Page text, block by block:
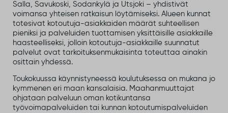
Salla, Savukoski, Sodankylä ja Utsjoki – yhdistivät
voimansa yhteisen ratkaisun löytämiseksi. Alueen kunnat
totesivat kotoutuja-asiakkaiden määrät suhteellisen
pieniksi ja palveluiden tuottamisen yksittäisille asiakkaille
haasteelliseksi, jolloin kotoutuja-asiakkaille suunnatut
palvelut ovat tarkoituksenmukaisinta toteuttaa ainakin
osittain yhdessä.
Toukokuussa käynnistyneessä koulutuksessa on mukana jo
kymmenen eri maan kansalaisia. Maahanmuuttajat
ohjataan palveluun oman kotikuntansa
työvoimapalveluiden tai kunnan kotoutumispalveluiden